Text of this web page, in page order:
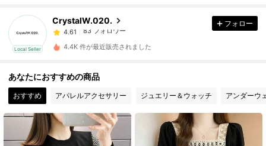
Local Seller
CrystalW.020.
4.61
83 フォロワー
h***9 が1日前 にフォローしました
4.61
83 フォロワー
4.61 83 フォロワー
4.61 83 フォロワー
83 フォロワー
4.61 83 フォロワー
フォロー
4.4K 件が最近販売されました
あなたにおすすめの商品
おすすめ アパレルアクセサリー ジュエリー＆ウォッチ アンダーウ